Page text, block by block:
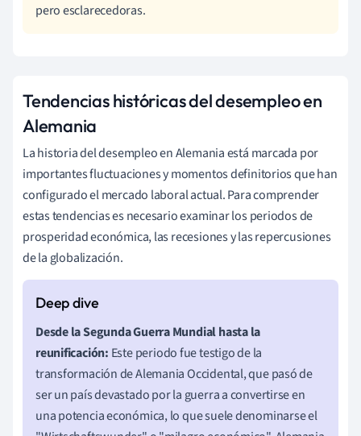
pero esclarecedoras.
Tendencias históricas del desempleo en
Alemania
La historia del desempleo en Alemania está marcada por
importantes fluctuaciones y momentos definitorios que han
configurado el mercado laboral actual. Para comprender
estas tendencias es necesario examinar los periodos de
prosperidad económica, las recesiones y las repercusiones
de la globalización.
Desde la Segunda Guerra Mundial hasta la
reunificación: Este periodo fue testigo de la
transformación de Alemania Occidental, que pasó de
ser un país devastado por la guerra a convertirse en
una potencia económica, lo que suele denominarse el